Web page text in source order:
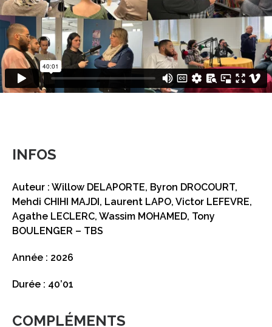
INFOS
Auteur : Willow DELAPORTE, Byron DROCOURT,
Mehdi CHIHI MAJDI, Laurent LAPO, Victor LEFEVRE,
Agathe LECLERC, Wassim MOHAMED, Tony
BOULENGER – TBS
Année : 2026
Durée : 40’01
COMPLÉMENTS